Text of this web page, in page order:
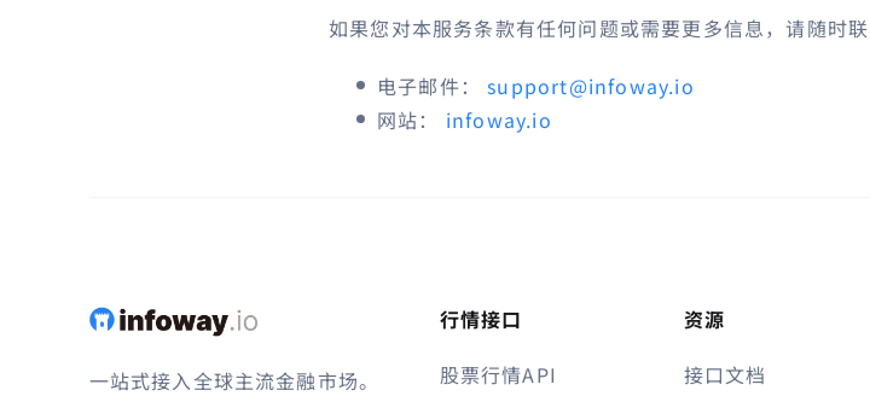
如果您对本服务条款有任何问题或需要更多信息，请随时联
电子邮件：support@infoway.io
网站： infoway.io
一站式接入全球主流金融市场。
行情接口
股票行情API
资源
接口文档